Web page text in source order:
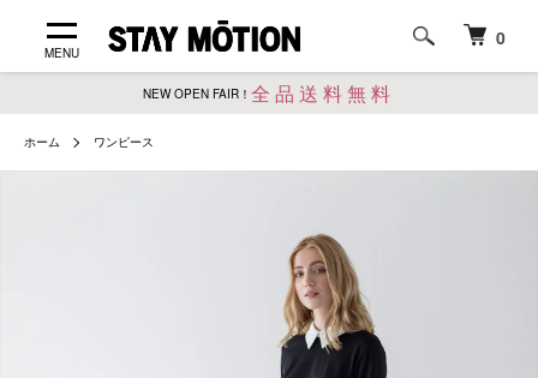
MENU
0
NEW OPEN FAIR！ 全品送料無料
ホーム ワンピース